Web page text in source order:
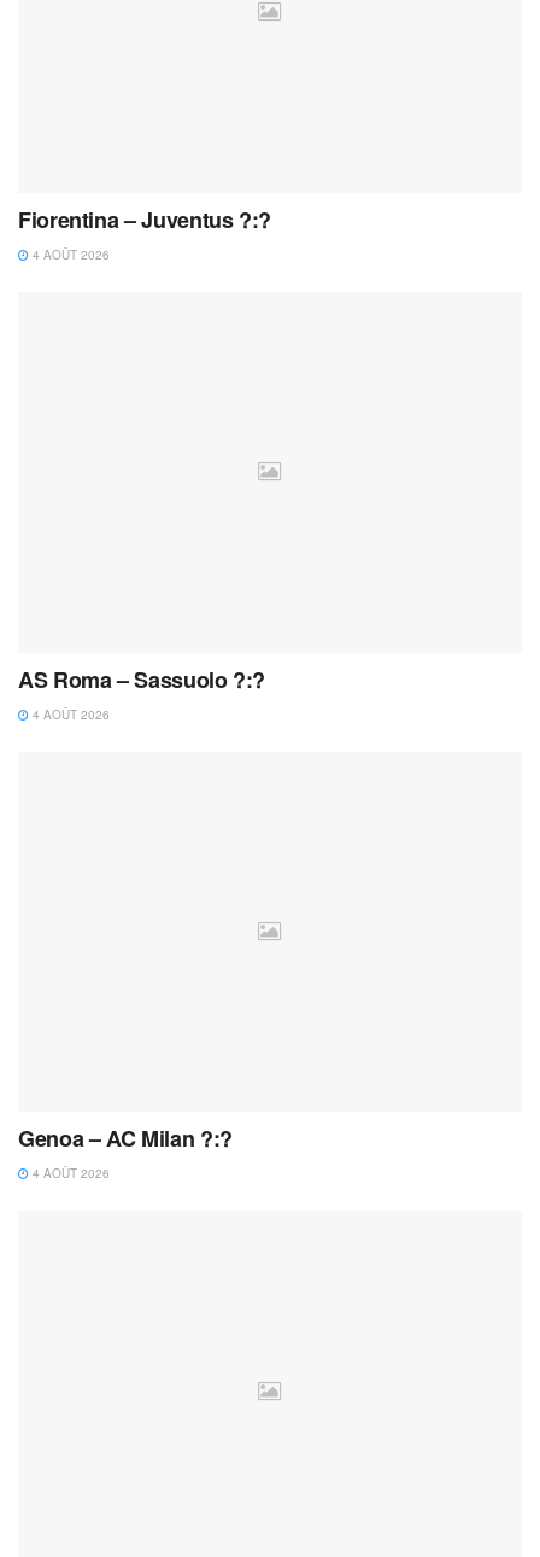
Fiorentina – Juventus ?:?
4 AOÛT 2026
AS Roma – Sassuolo ?:?
4 AOÛT 2026
Genoa – AC Milan ?:?
4 AOÛT 2026